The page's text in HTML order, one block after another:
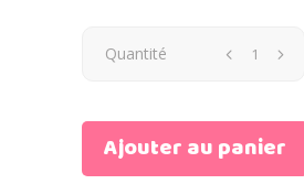
Bouillotte
motif
Quantité
Ajouter au panier